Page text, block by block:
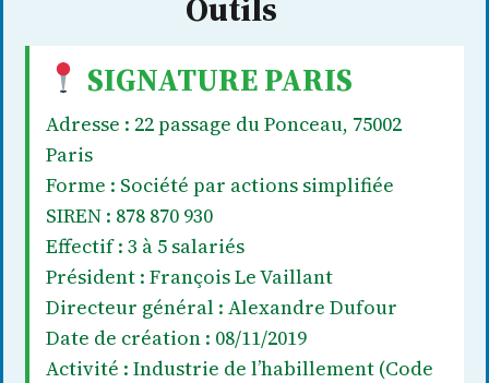
SIGNATURE PARIS
Adresse : 22 passage du Ponceau, 75002
Paris
Forme : Société par actions simplifiée
SIREN : 878 870 930
Effectif : 3 à 5 salariés
Président : François Le Vaillant
Directeur général : Alexandre Dufour
Date de création : 08/11/2019
Activité : Industrie de l’habillement (Code